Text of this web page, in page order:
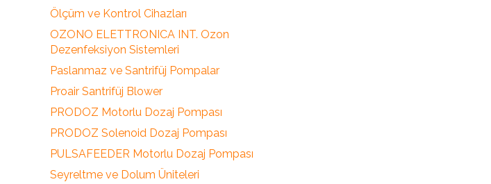
Ölçüm ve Kontrol Cihazları
OZONO ELETTRONICA INT. Ozon
Dezenfeksiyon Sistemleri
Paslanmaz ve Santrifüj Pompalar
Proair Santrifüj Blower
PRODOZ Motorlu Dozaj Pompası
PRODOZ Solenoid Dozaj Pompası
PULSAFEEDER Motorlu Dozaj Pompası
Seyreltme ve Dolum Üniteleri